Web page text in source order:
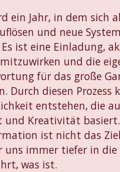
ein Jahr, in dem sich
und neue
ist eine Einladung,
und die
für das große
Durch diesen Prozess
entstehen, die
und Kreativität
ist nicht das
uns immer tiefer in
was ist.